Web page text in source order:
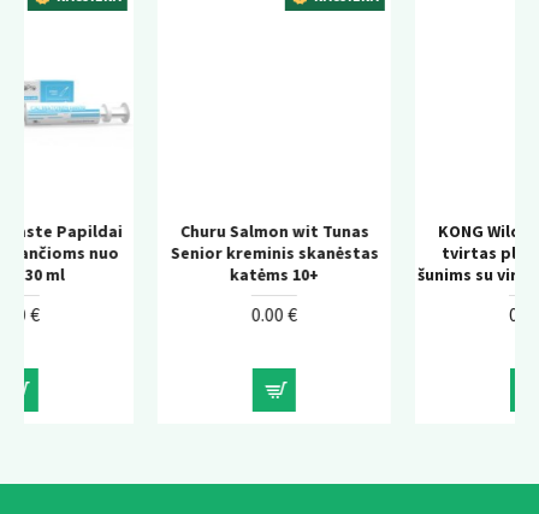
Churu Salmon wit Tunas
Senior kreminis skanėstas
KONG Wild Knots Bear –
tvirtas pliušinis žaislas
šunims su virvės